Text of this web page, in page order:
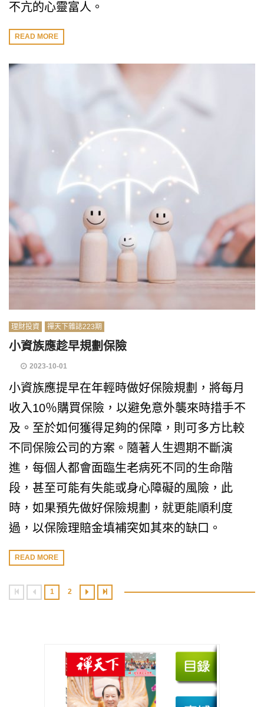
不亢的心靈富人。
READ MORE
理財投資 禪天下雜誌223期
小資族應趁早規劃保險
2023-10-01
小資族應提早在年輕時做好保險規劃，將每月
收入10％購買保險，以避免意外襲來時措手不
及。至於如何獲得足夠的保障，則可多方比較
不同保險公司的方案。隨著人生週期不斷演
進，每個人都會面臨生老病死不同的生命階
段，甚至可能有失能或身心障礙的風險，此
時，如果預先做好保險規劃，就更能順利度
過，以保險理賠金填補突如其來的缺口。
READ MORE
1 2